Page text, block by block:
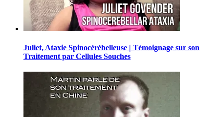
Juliet, Ataxie Spinocérébelleuse | Témoignage sur son
Traitement par Cellules Souches